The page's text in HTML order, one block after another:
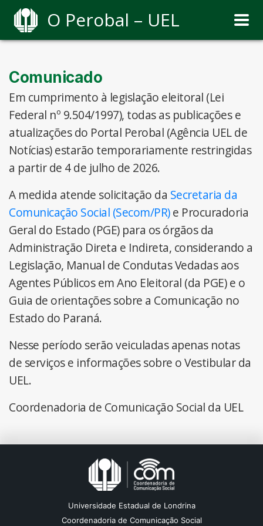
O Perobal – UEL
Comunicado
Em cumprimento à legislação eleitoral (Lei
Federal nº 9.504/1997), todas as publicações e
atualizações do Portal Perobal (Agência UEL de
Notícias) estarão temporariamente restringidas
a partir de 4 de julho de 2026.
A medida atende solicitação da Secretaria da
Comunicação Social (Secom/PR)e Procuradoria
Geral do Estado (PGE) para os órgãos da
Administração Direta e Indireta, considerando a
Legislação, Manual de Condutas Vedadas aos
Agentes Públicos em Ano Eleitoral (da PGE) e o
Guia de orientações sobre a Comunicação no
Estado do Paraná.
Nesse período serão veiculadas apenas notas
de serviços e informações sobre o Vestibular da
UEL.
Coordenadoria de Comunicação Social da UEL
Universidade Estadual de Londrina
Coordenadoria de Comunicação Social